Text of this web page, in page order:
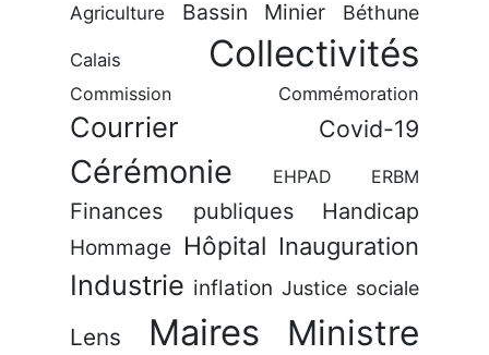
Agriculture Bassin Minier Béthune
Calais Collectivités
Commission Commémoration
Courrier Covid-19
Cérémonie EHPAD ERBM
Finances publiques Handicap
Hommage Hôpital Inauguration
Industrie inflation Justice sociale
Lens Maires Ministre